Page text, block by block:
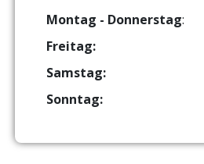
Montag - Donnerstag:
Freitag:
Samstag:
Sonntag: